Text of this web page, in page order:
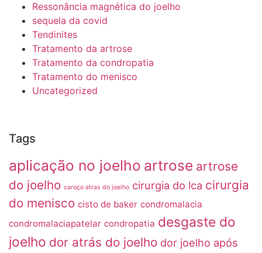
Ressonância magnética do joelho
sequela da covid
Tendinites
Tratamento da artrose
Tratamento da condropatia
Tratamento do menisco
Uncategorized
Tags
aplicação no joelho artrose artrose
do joelho caroço atras do joelho cirurgia do lca cirurgia
do menisco cisto de baker condromalacia
condromalaciapatelar condropatia desgaste do
joelho dor atrás do joelho dor joelho após